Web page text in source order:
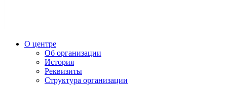
О центре
Об организации
История
Реквизиты
Структура организации